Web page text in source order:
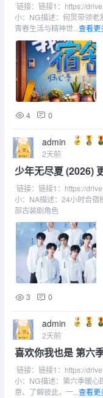
链接：链接1：https://
小：NG描述：何炅带领老
青春生活与精神世...查看更
4 0
admin
2天前
少年无尽夏 (2026)
链接：链接1：https://
小：NA描述：24小时合宿
部古装剧角色
3 0
admin
2天前
喜欢你我也是 第六
链接：链接1：https://
小：NG描述：第六季暖心
意、了解彼此，一...查看更